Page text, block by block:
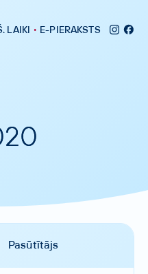
. LAIKI • E-PIERAKSTS
Pasūtītājs